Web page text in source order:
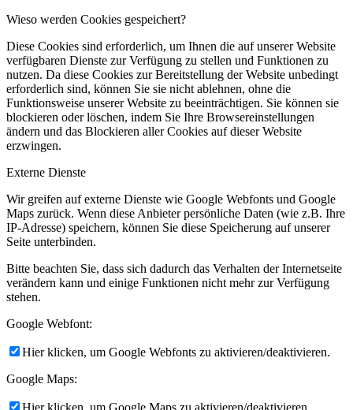
Wieso werden Cookies gespeichert?
Diese Cookies sind erforderlich, um Ihnen die auf unserer Website
verfügbaren Dienste zur Verfügung zu stellen und Funktionen zu
nutzen. Da diese Cookies zur Bereitstellung der Website unbedingt
erforderlich sind, können Sie sie nicht ablehnen, ohne die
Funktionsweise unserer Website zu beeinträchtigen. Sie können sie
blockieren oder löschen, indem Sie Ihre Browsereinstellungen
ändern und das Blockieren aller Cookies auf dieser Website
erzwingen.
Externe Dienste
Wir greifen auf externe Dienste wie Google Webfonts und Google
Maps zurück. Wenn diese Anbieter persönliche Daten (wie z.B. Ihre
IP-Adresse) speichern, können Sie diese Speicherung auf unserer
Seite unterbinden.
Bitte beachten Sie, dass sich dadurch das Verhalten der Internetseite
verändern kann und einige Funktionen nicht mehr zur Verfügung
stehen.
Google Webfont:
Hier klicken, um Google Webfonts zu aktivieren/deaktivieren.
Google Maps:
Hier klicken, um Google Maps zu aktivieren/deaktivieren.